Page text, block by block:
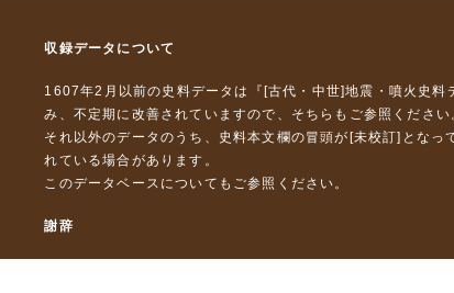
収録データについて
1607年2月以前の史料データは『 [古代・中世]地震・噴火史料
み、不定期に改善されていますので、 そちら もご参照ください
それ以外のデータのうち、史料本文欄の冒頭が[未校訂]とな
れている場合があります。
このデータベースについて もご参照ください。
謝辞